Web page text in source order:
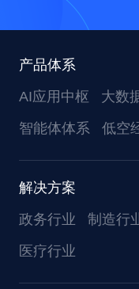
产品体系
AI应用中枢
大数
智能体体系
低空
解决方案
政务行业
制造行
医疗行业